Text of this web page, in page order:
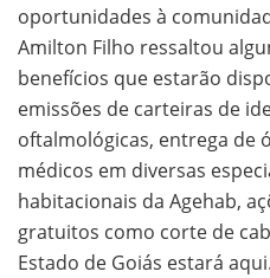
oportunidades à
Amilton Filho ressaltou
benefícios que estarão
emissões de carteiras de
oftalmológicas, entrega de
médicos em diversas
habitacionais da Agehab,
gratuitos como corte de
Estado de Goiás estará